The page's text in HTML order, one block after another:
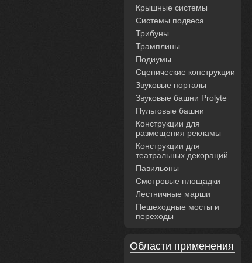
Крышные системы
Системы подвеса
Трибуны
Трамплины
Подиумы
Сценические конструкции
Звуковые порталы
Звуковые башни Prolyte
Пультовые башни
Конструкции для
размещения рекламы
Конструкции для
театральных декораций
Павильоны
Смотровые площадки
Лестничные марши
Пешеходные мосты и
переходы
Области применения